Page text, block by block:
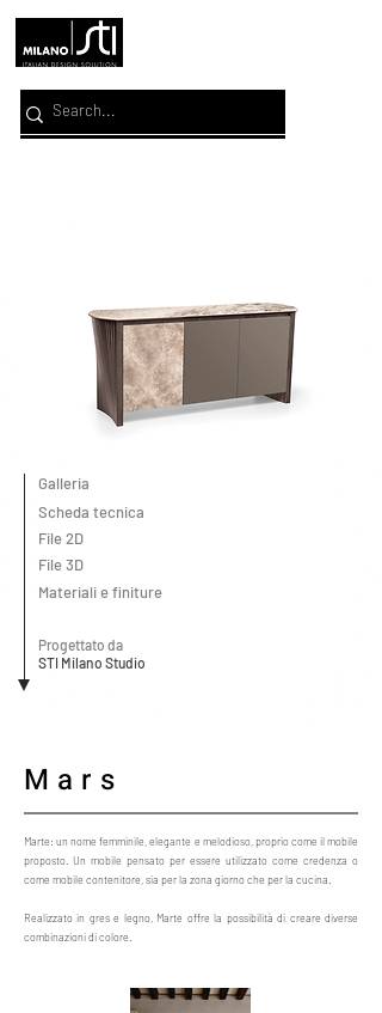
Galleria
Scheda tecnica
File 2D
File 3D
Materiali e finiture
Progettato da
STI Milano Studio
Mars
Marte: un nome femminile, elegante e melodioso, proprio come il mobile
proposto. Un mobile pensato per essere utilizzato come credenza o
come mobile contenitore, sia per la zona giorno che per la cucina.
Realizzato in gres e legno, Marte offre la possibilità di creare diverse
combinazioni di colore.